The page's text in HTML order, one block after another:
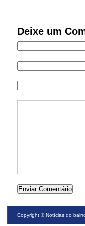
Deixe um
Copyright ©Notícias do